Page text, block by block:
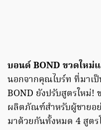
บอนด์ BOND ขวดใหม่
นอกจากคุณไบร์ท ที่มาเ
BOND ยังปรับสูตรใหม่!
ผลิตภัณฑ์สำหรับผู้ชายอ
มาด้วยกันทั้งหมด 4 สูตร